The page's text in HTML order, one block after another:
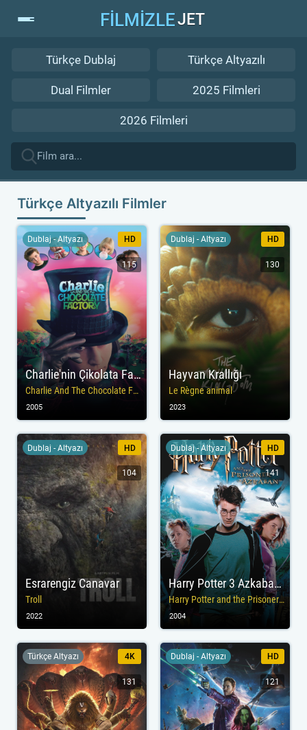
FİLMİZLEJET
Türkçe Dublaj Türkçe Altyazılı
Dual Filmler 2025 Filmleri
2026 Filmleri
Türkçe Altyazılı Filmler
Charlie'nin Çikolata Fabrikası
Charlie And The Chocolate Factory
Dublaj - Altyazı HD
115
2005
Hayvan Krallığı
Le Règne animal
Dublaj - Altyazı HD
130
2023
Esrarengiz Canavar
Troll
Dublaj - Altyazı HD
104
2022
Harry Potter 3 Azkaban Tutsağı
Harry Potter and the Prisoner of Azkaban
Dublaj - Altyazı HD
141
2004
Türkçe Altyazı 4K
131
Dublaj - Altyazı HD
121